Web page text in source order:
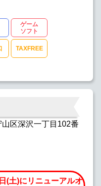
ゲーム
ソフト
TAXFREE
区深沢一丁目102番
(土)にリニューアルオ